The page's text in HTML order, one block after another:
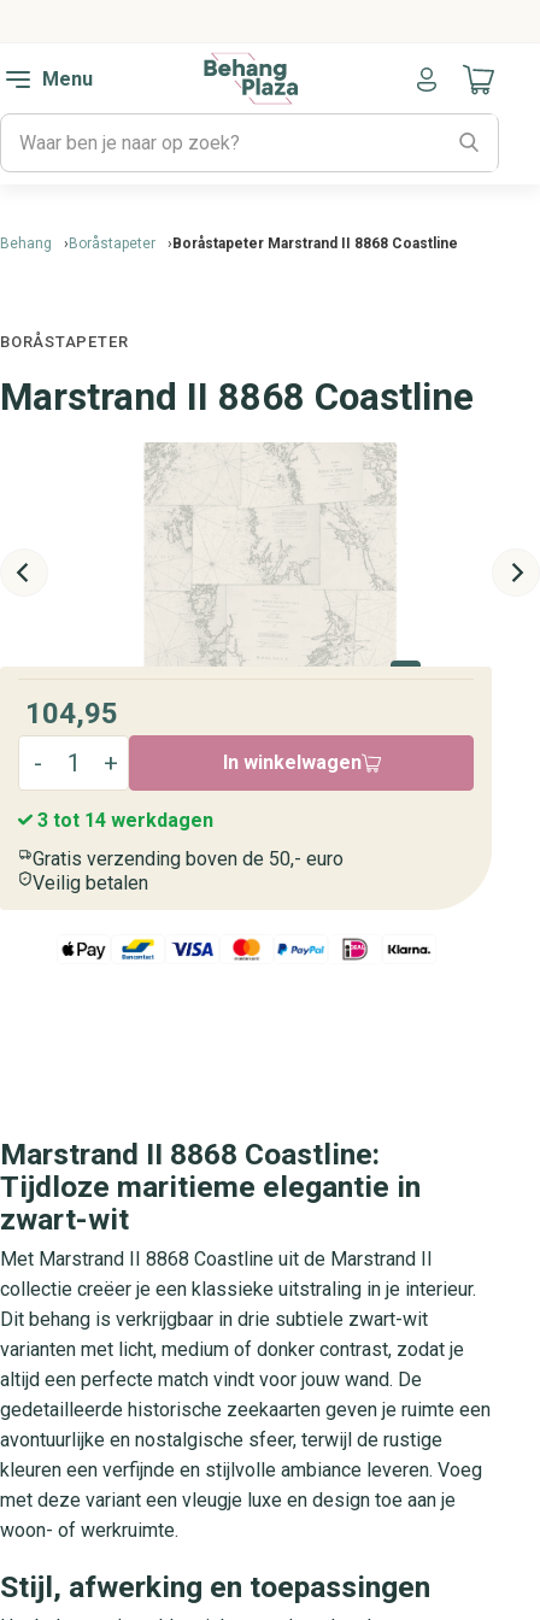
Menu
Naar
Behang Boråstapeter Boråstapeter Marstrand II 8868 Coastline
BORÅSTAPETER
Marstrand II 8868 Coastline
104,95
In winkelwagen
3 tot 14 werkdagen
Gratis verzending boven de 50,- euro
Veilig betalen
Marstrand II 8868 Coastline:
Tijdloze maritieme elegantie in
zwart-wit
Met Marstrand II 8868 Coastline uit de Marstrand II
collectie creëer je een klassieke uitstraling in je interieur.
Dit behang is verkrijgbaar in drie subtiele zwart-wit
varianten met licht, medium of donker contrast, zodat je
altijd een perfecte match vindt voor jouw wand. De
gedetailleerde historische zeekaarten geven je ruimte een
avontuurlijke en nostalgische sfeer, terwijl de rustige
kleuren een verfijnde en stijlvolle ambiance leveren. Voeg
met deze variant een vleugje luxe en design toe aan je
woon- of werkruimte.
Stijl, afwerking en toepassingen